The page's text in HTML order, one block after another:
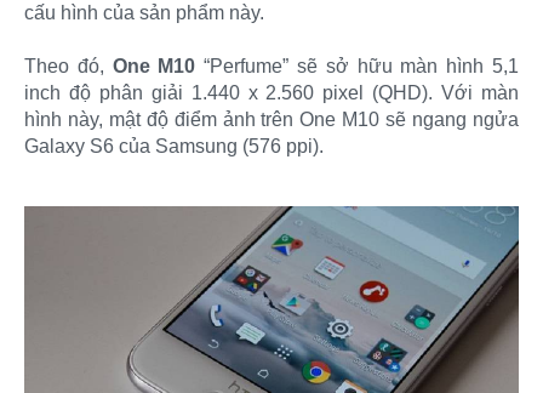
cấu hình của sản phẩm này.
Theo đó, One M10 “Perfume” sẽ sở hữu màn hình 5,1
inch độ phân giải 1.440 x 2.560 pixel (QHD). Với màn
hình này, mật độ điểm ảnh trên One M10 sẽ ngang ngửa
Galaxy S6 của Samsung (576 ppi).​